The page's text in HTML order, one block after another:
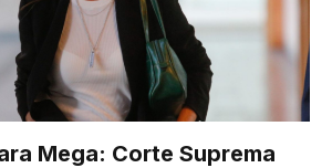
Mega: Corte Suprema